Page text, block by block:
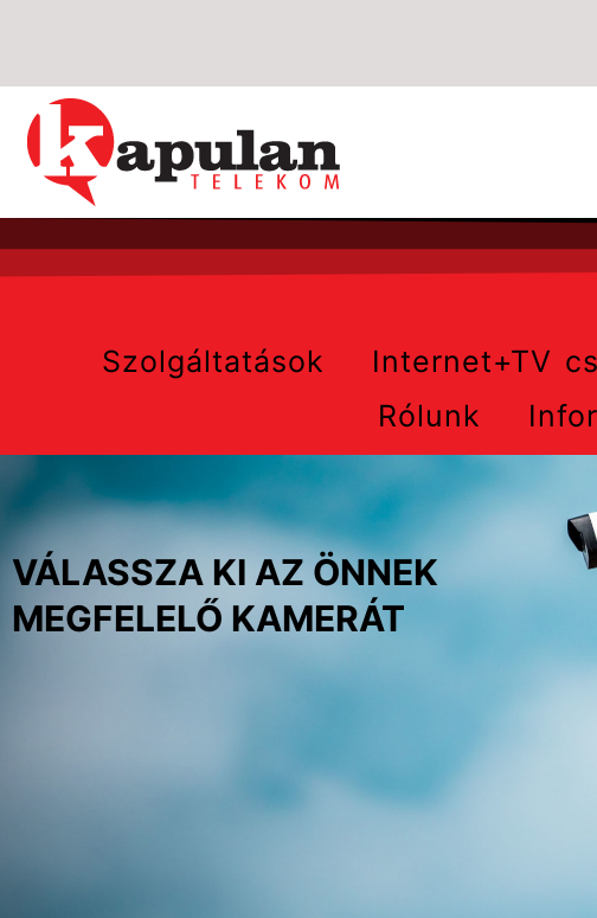
Szolgáltatások Internet+TV
Rólunk
VÁLASSZA KI AZ ÖNNEK
MEGFELELŐ KAMERÁT